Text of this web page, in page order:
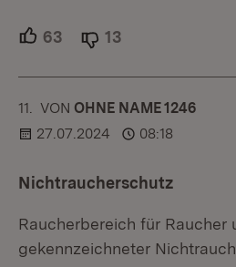
63 Unterstützer.
13
11. KOMMENTAR
VON :OHNE NAME 1246
27.07.2024
08:18
Nichtraucherschutz
Raucherbereich für Raucher
gekennzeichneter